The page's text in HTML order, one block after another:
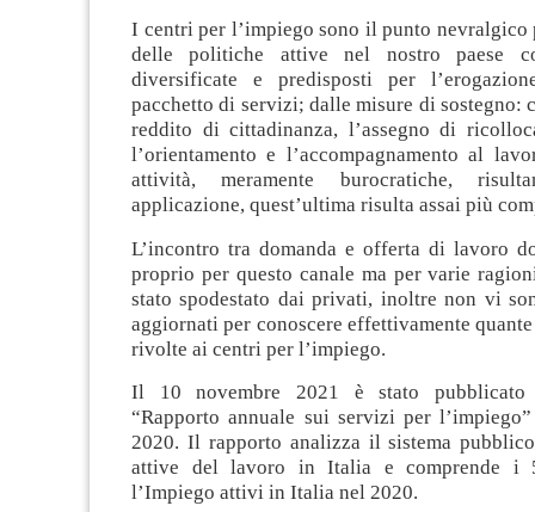
I centri per l’impiego sono il punto nevralgico
delle politiche attive nel nostro paese
diversificate e predisposti per
pacchetto di servizi; dalle misure di sostegno:
reddito di cittadinanza, l’assegno di
l’orientamento e l’accompagnamento al
attività, meramente burocratiche,
applicazione, quest’ultima risulta assai più
L’incontro tra domanda e offerta di lavoro
proprio per questo canale ma per varie
stato spodestato dai privati, inoltre non vi
aggiornati per conoscere effettivamente
rivolte ai centri per l’impiego.
Il 10 novembre 2021 è stato pubblicato
“Rapporto annuale sui servizi per
2020. Il rapporto analizza il sistema
attive del lavoro in Italia e comprende i
l’Impiego attivi in Italia nel 2020.